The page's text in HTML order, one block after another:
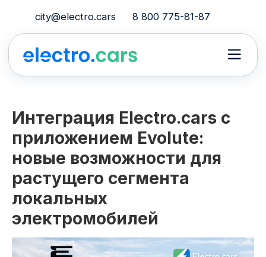
city@electro.cars 8 800 775-81-87
Интеграция Electro.cars с
приложением Evolute:
новые возможности для
растущего сегмента
локальных
электромобилей